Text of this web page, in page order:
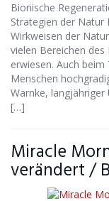
Bionische
Strategien der Natur
Wirkweisen der
vielen Bereichen
erwiesen. Auch
Menschen
Warnke,
[…]
Miracle
verändert /